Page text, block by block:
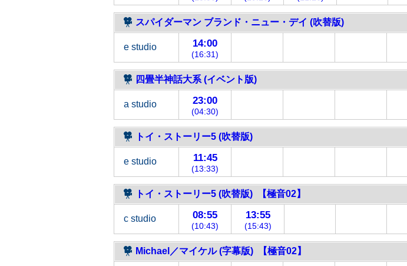
スパイダーマン ブランド・ニュー・デイ (吹替版)
e studio 14:00
(16:31)
四畳半神話大系 (イベント版)
a studio 23:00
(04:30)
トイ・ストーリー5 (吹替版)
e studio 11:45
(13:33)
トイ・ストーリー5 (吹替版) 【極音02】
c studio 08:55
(10:43)
13:55
(15:43)
Michael／マイケル (字幕版) 【極音02】